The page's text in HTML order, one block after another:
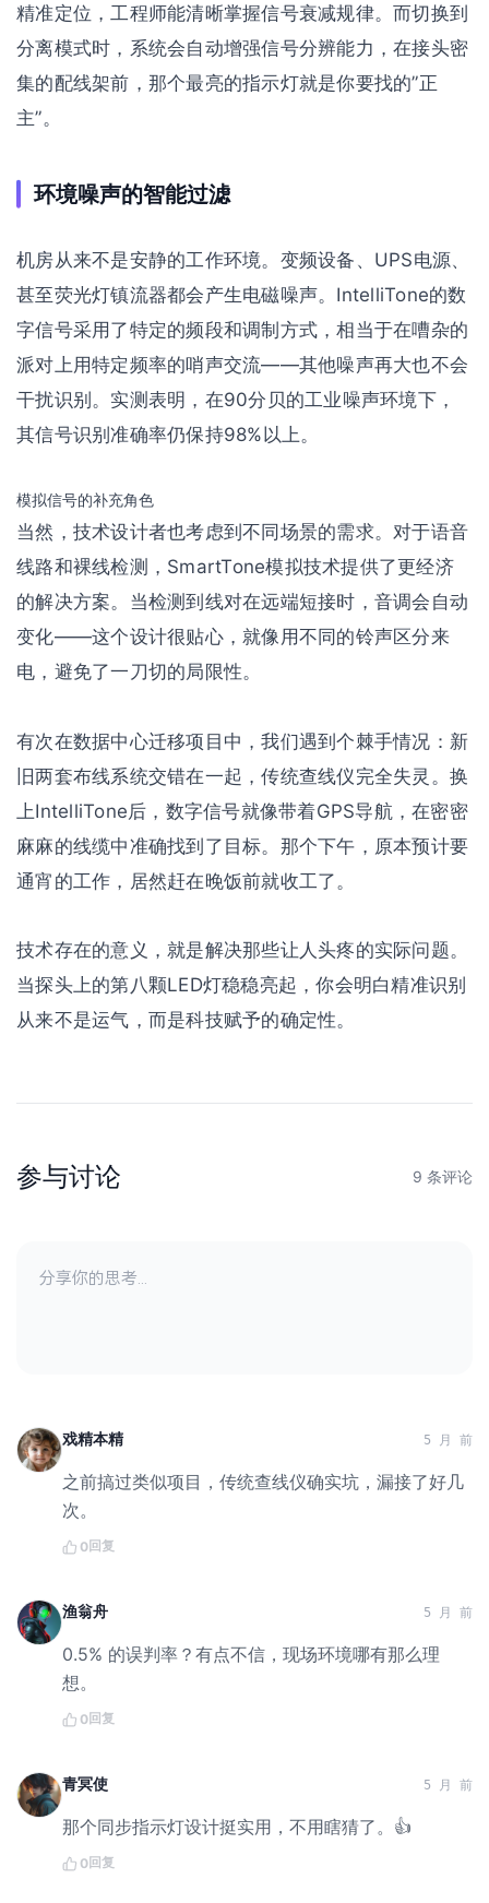
精准定位，工程师能清晰掌握信号衰减规律。而切换到
分离模式时，系统会自动增强信号分辨能力，在接头密
集的配线架前，那个最亮的指示灯就是你要找的”正
主”。
环境噪声的智能过滤
机房从来不是安静的工作环境。变频设备、UPS电源、
甚至荧光灯镇流器都会产生电磁噪声。IntelliTone的数
字信号采用了特定的频段和调制方式，相当于在嘈杂的
派对上用特定频率的哨声交流——其他噪声再大也不会
干扰识别。实测表明，在90分贝的工业噪声环境下，
其信号识别准确率仍保持98%以上。
模拟信号的补充角色
当然，技术设计者也考虑到不同场景的需求。对于语音
线路和裸线检测，SmartTone模拟技术提供了更经济
的解决方案。当检测到线对在远端短接时，音调会自动
变化——这个设计很贴心，就像用不同的铃声区分来
电，避免了一刀切的局限性。
有次在数据中心迁移项目中，我们遇到个棘手情况：新
旧两套布线系统交错在一起，传统查线仪完全失灵。换
上IntelliTone后，数字信号就像带着GPS导航，在密密
麻麻的线缆中准确找到了目标。那个下午，原本预计要
通宵的工作，居然赶在晚饭前就收工了。
技术存在的意义，就是解决那些让人头疼的实际问题。
当探头上的第八颗LED灯稳稳亮起，你会明白精准识别
从来不是运气，而是科技赋予的确定性。
参与讨论 9 条评论
戏精本精 5 月 前
之前搞过类似项目，传统查线仪确实坑，漏接了好几
次。
0回复
渔翁舟 5 月 前
0.5% 的误判率？有点不信，现场环境哪有那么理
想。
0回复
青冥使 5 月 前
那个同步指示灯设计挺实用，不用瞎猜了。👍
0回复